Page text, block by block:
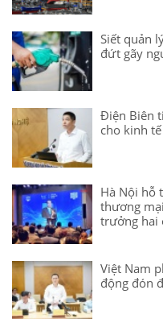
Siết quản
đứt gãy
Điện Biên
cho kinh
Hà Nội hỗ
thương
trưởng hai
Việt Nam
động đón